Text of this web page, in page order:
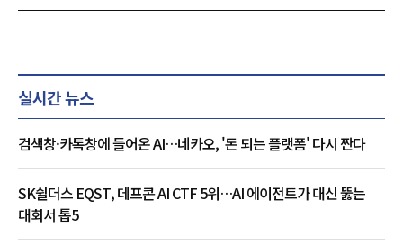
실시간 뉴스
검색창·카톡창에 들어온 AI…네카오, '돈 되는 플랫폼' 다시 짠다
SK쉴더스 EQST, 데프콘 AI CTF 5위…AI 에이전트가 대신 뚫는
대회서 톱5